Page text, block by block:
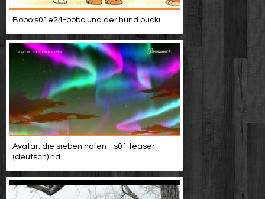
Bobo s01e24-bobo und der hund pucki
Avatar: die sieben häfen - s01 teaser
(deutsch) hd